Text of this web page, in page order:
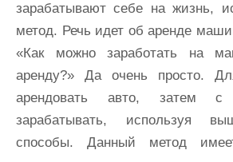
зарабатывают себе на жизнь,
метод. Речь идет об аренде
«Как можно заработать на
аренду?» Да очень просто.
арендовать авто, затем
зарабатывать, используя
способы. Данный метод